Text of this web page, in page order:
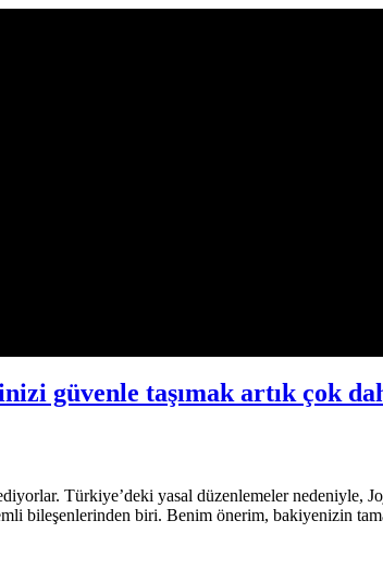
güvenle taşımak artık çok
Türkiye’deki yasal düzenlemeler nedeniyle,
bileşenlerinden biri. Benim önerim, bakiyenizin